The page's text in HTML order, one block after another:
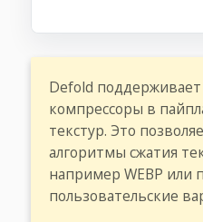
Defold
компрессоры в
текстур. Это
алгоритмы сжатия
например WEBP или
пользовательские